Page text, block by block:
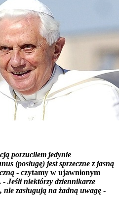
porzuciłem jedynie
(posługę) jest sprzeczne z jasną
- czytamy w ujawnionym
- Jeśli niektórzy dziennikarze
zasługują na żadną uwagę -